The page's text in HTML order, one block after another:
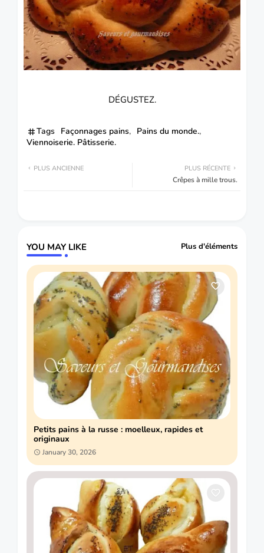
DÉGUSTEZ.
Tags Façonnages pains
Pains du monde.
Viennoiserie. Pâtisserie.
PLUS RÉCENTE
Crêpes à mille trous.
PLUS ANCIENNE
YOU MAY LIKE Plus d'éléments
Petits pains à la russe : moelleux, rapides et
originaux
January 30, 2026